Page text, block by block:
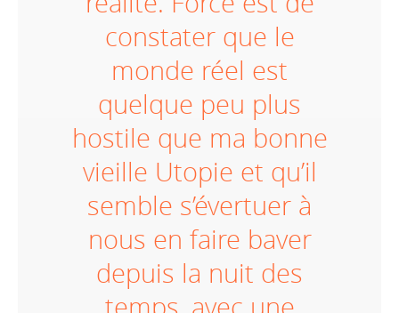
constater que le
monde réel est
quelque peu plus
hostile que ma bonne
vieille Utopie et qu’il
semble s’évertuer à
nous en faire baver
depuis la nuit des